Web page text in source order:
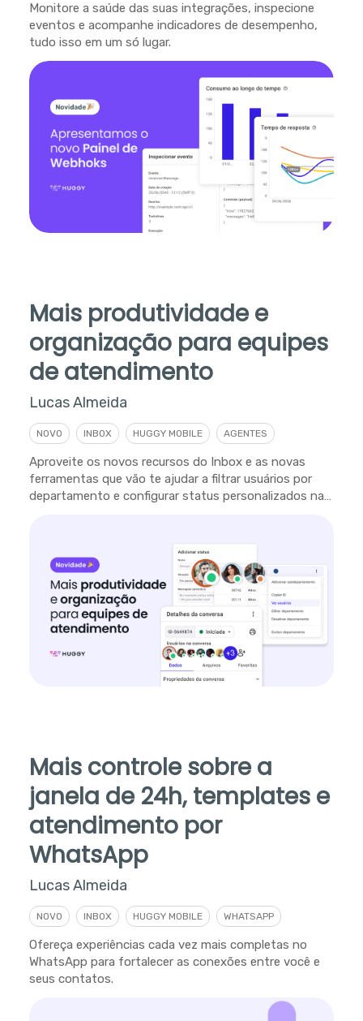
Monitore a saúde das suas integrações, inspecione
eventos e acompanhe indicadores de desempenho,
tudo isso em um só lugar.
Mais produtividade e
organização para equipes
de atendimento
Lucas Almeida
NOVO INBOX HUGGY MOBILE AGENTES
Aproveite os novos recursos do Inbox e as novas
ferramentas que vão te ajudar a filtrar usuários por
departamento e configurar status personalizados na
Mais controle sobre a
janela de 24h, templates e
atendimento por
WhatsApp
Lucas Almeida
NOVO INBOX HUGGY MOBILE WHATSAPP
Ofereça experiências cada vez mais completas no
WhatsApp para fortalecer as conexões entre você e
seus contatos.